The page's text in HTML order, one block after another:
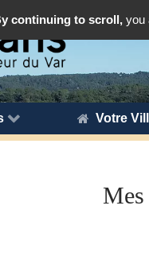
Votre
Mes
continuing to scroll, you